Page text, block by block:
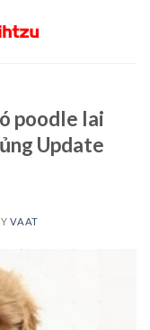
poodle lai
Update
VAAT